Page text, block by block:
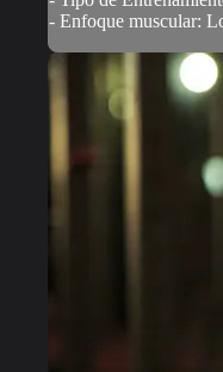
- Enfoque muscular: